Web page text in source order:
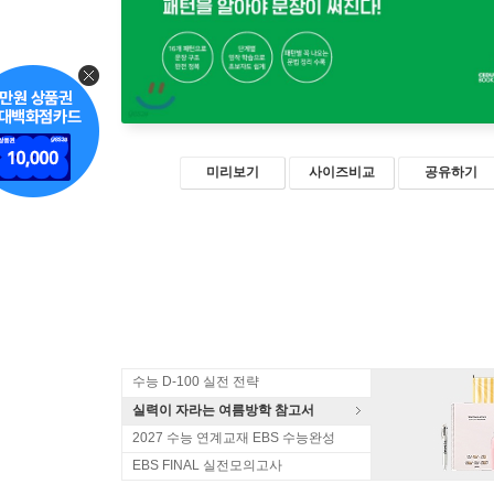
미리보기 사이즈비교 공유하기
수능 D-100 실전 전략
실력이 자라는 여름방학 참고서
2027 수능 연계교재 EBS 수능완성
EBS FINAL 실전모의고사